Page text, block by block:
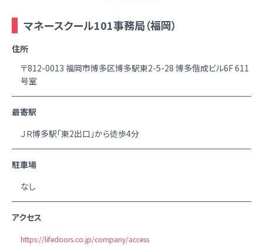
マネースクール101事務局（福岡）
住所
〒812-0013 福岡市博多区博多駅東2-5-28 博多偕成ビル6F 611
号室
最寄駅
ＪＲ博多駅「東2出口」から徒歩4分
駐車場
なし
アクセス
https://lifedoors.co.jp/company/access